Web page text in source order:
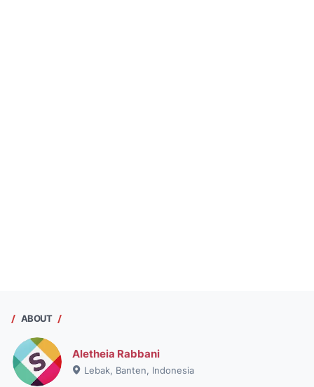
ABOUT
Aletheia Rabbani
Lebak, Banten, Indonesia